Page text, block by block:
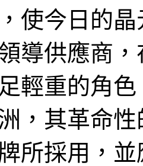
使今日的
導供應商
輕重的角
，其革命
所採用，